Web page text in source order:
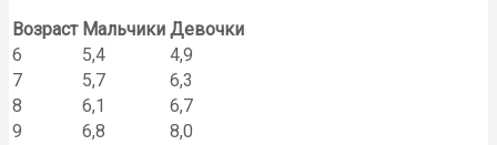
Возраст Мальчики Девочки
6
5,4
4,9
7
5,7
6,3
8
6,1
6,7
9
6,8
8,0